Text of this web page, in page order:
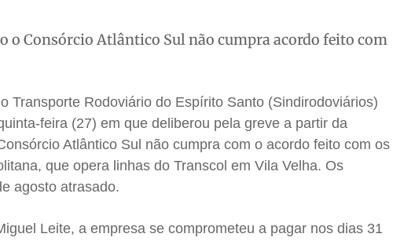
o Consórcio Atlântico Sul não cumpra acordo feito com
Transporte Rodoviário do Espírito Santo (Sindirodoviários)
feira (27) em que deliberou pela greve a partir da
Atlântico Sul não cumpra com o acordo feito com os
que opera linhas do Transcol em Vila Velha. Os
agosto atrasado.
Leite, a empresa se comprometeu a pagar nos dias 31